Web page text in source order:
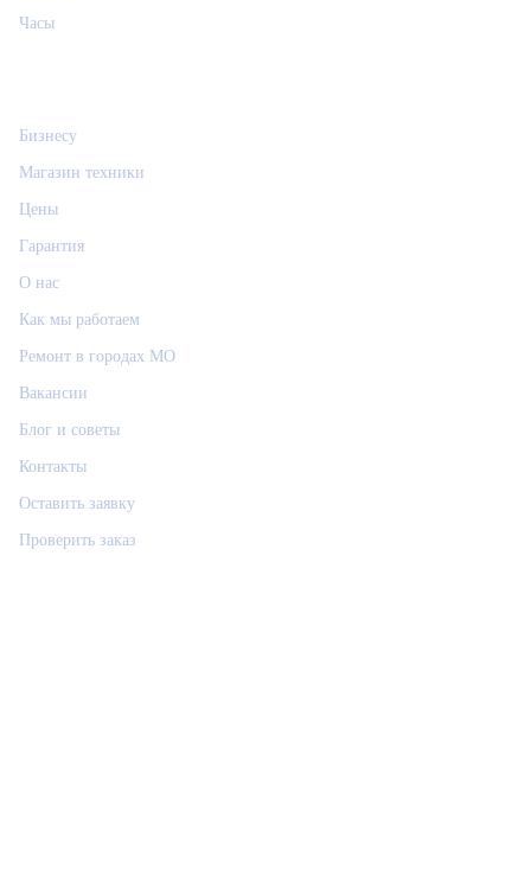
Часы
Бизнесу
Магазин техники
Цены
Гарантия
О нас
Как мы работаем
Ремонт в городах МО
Вакансии
Блог и советы
Контакты
Оставить заявку
Проверить заказ